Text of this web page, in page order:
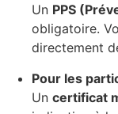
Un PPS
obligatoire.
directement
Pour les
Un certificat